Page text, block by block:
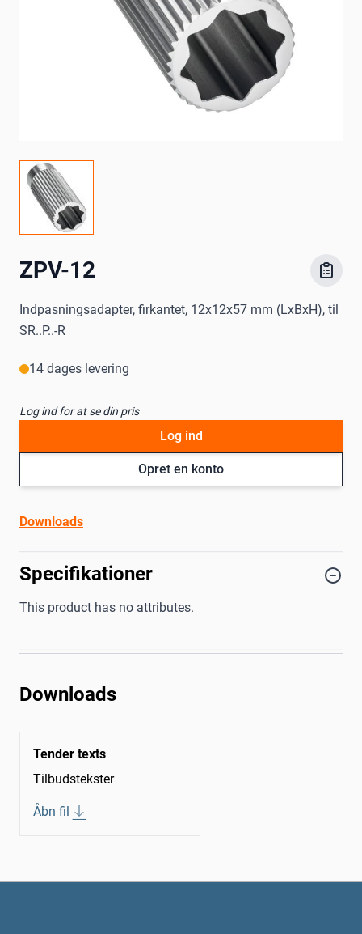
ZPV-12
Indpasningsadapter, firkantet, 12x12x57 mm (LxBxH), til
SR..P..-R
14 dages levering
Log ind for at se din pris
Opret en konto
Log ind
Downloads
Specifikationer
This product has no attributes.
Downloads
Tender texts
Tilbudstekster
Åbn fil